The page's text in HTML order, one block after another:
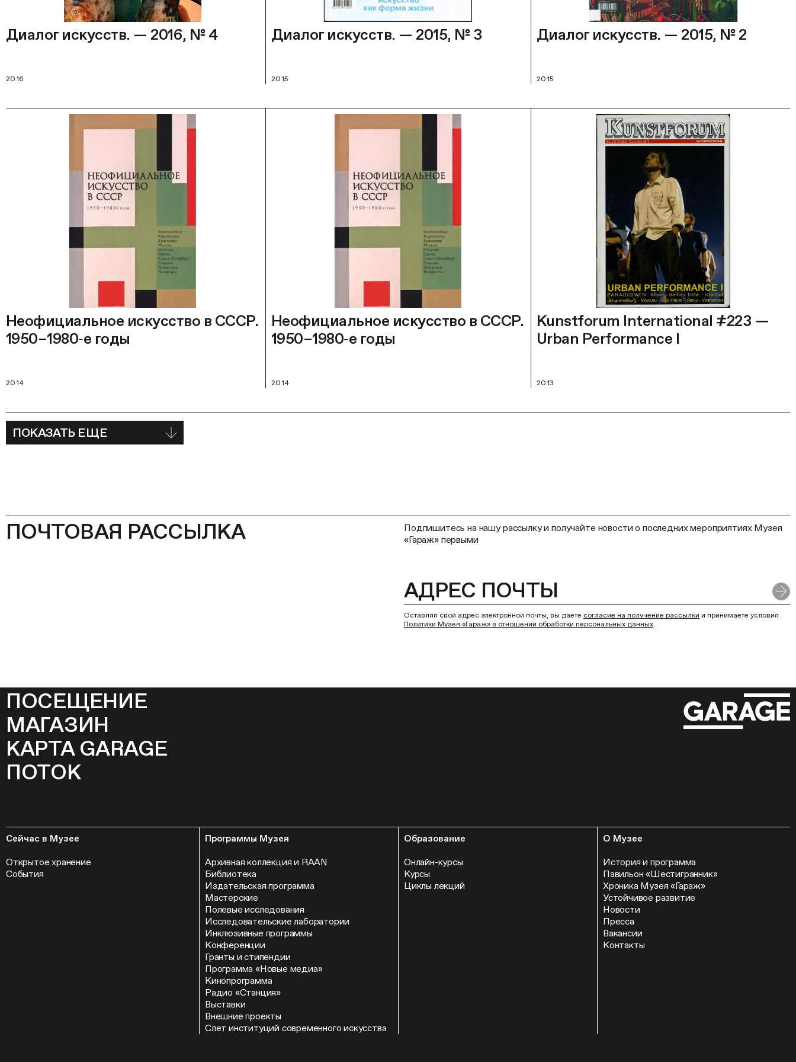
Диалог искусств. — 2016, № 4
2016
Диалог искусств. — 2015, № 3
2015
Диалог искусств. — 2015, № 2
2015
Неофициальное искусство в СССР.
1950–1980‑е годы
2014
Неофициальное искусство в СССР.
1950–1980‑е годы
2014
Kunstforum International #223 —
Urban Performance I
2013
ПОКАЗАТЬ ЕЩЕ
ПОЧТОВАЯ РАССЫЛКА
Подпишитесь на нашу рассылку и получайте новости о последних мероприятиях Музея
«Гараж» первыми
Оставляя свой адрес электронной почты, вы даете согласие на получение рассылки и принимаете условия
Политики Музея «Гараж» в отношении обработки персональных данных.
ПОСЕЩЕНИЕ
МАГАЗИН
КАРТА GARAGE
ПОТОК
Сейчас в Музее
Открытое хранение
События
Программы Музея
Архивная коллекция и RAAN
Библиотека
Издательская программа
Мастерские
Полевые исследования
Исследовательские лаборатории
Инклюзивные программы
Конференции
Гранты и стипендии
Программа «Новые медиа»
Кинопрограмма
Радио «Станция»
Выставки
Внешние проекты
Слет институций современного искусства
Образование
Онлайн-курсы
Курсы
Циклы лекций
О Музее
История и программа
Павильон «Шестигранник»
Хроника Музея «Гараж»
Устойчивое развитие
Новости
Пресса
Вакансии
Контакты